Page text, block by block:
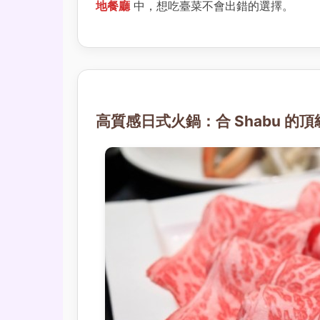
地餐廳中，想吃臺菜不會出錯的選擇。
高質感日式火鍋：合 Shabu 的頂